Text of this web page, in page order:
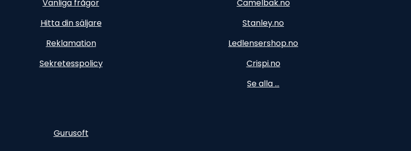
Vanliga frågor
Hitta din säljare
Reklamation
Sekretesspolicy
Camelbak.no
Stanley.no
Ledlensershop.no
Crispi.no
Se alla ...
Gurusoft